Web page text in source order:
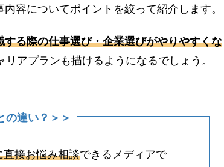
容についてポイントを絞って紹介します。
る際の仕事選び・企業選びがやりやすくな
アプランも描けるようになるでしょう。
の違い？＞＞
直接お悩み相談できるメディアで